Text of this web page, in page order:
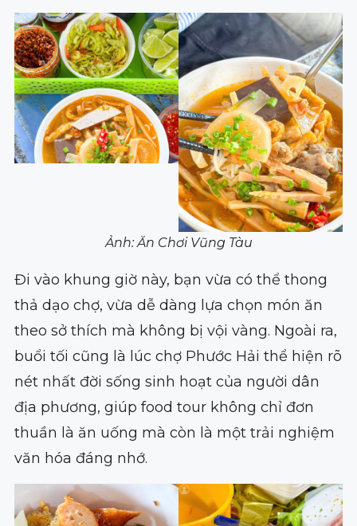
Ảnh: Ăn Chơi Vũng Tàu
Đi vào khung giờ này, bạn vừa có thể thong
thả dạo chợ, vừa dễ dàng lựa chọn món ăn
theo sở thích mà không bị vội vàng. Ngoài ra,
buổi tối cũng là lúc chợ Phước Hải thể hiện rõ
nét nhất đời sống sinh hoạt của người dân
địa phương, giúp food tour không chỉ đơn
thuần là ăn uống mà còn là một trải nghiệm
văn hóa đáng nhớ.